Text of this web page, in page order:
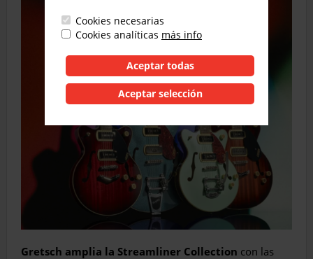
Gretsch amplia la Streamliner Collection con las
Cookies necesarias
Cookies analíticas más info
Aceptar todas
Aceptar selección